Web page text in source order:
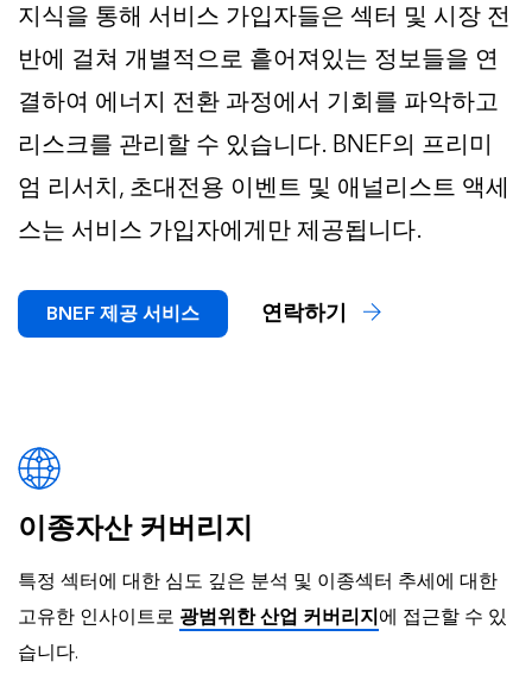
지식을 통해 서비스 가입자들은 섹터 및 시장 전
반에 걸쳐 개별적으로 흩어져있는 정보들을 연
결하여 에너지 전환 과정에서 기회를 파악하고
리스크를 관리할 수 있습니다. BNEF의 프리미
엄 리서치, 초대전용 이벤트 및 애널리스트 액세
스는 서비스 가입자에게만 제공됩니다.
BNEF 제공 서비스 연락하기
이종자산 커버리지
특정 섹터에 대한 심도 깊은 분석 및 이종섹터 추세에 대한
고유한 인사이트로 광범위한 산업 커버리지에 접근할 수 있
습니다.